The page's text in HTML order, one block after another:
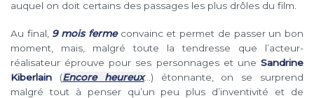
auquel on doit certains des passages les plus drôles du film.
Au final, 9 mois fermeconvainc et permet de passer un bon
moment, mais, malgré toute la tendresse que l’acteur-
réalisateur éprouve pour ses personnages et une Sandrine
Kiberlain (Encore heureux…) étonnante, on se surprend
malgré tout à penser qu’un peu plus d’inventivité et de